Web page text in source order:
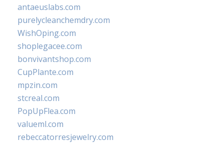
antaeuslabs.com
purelycleanchemdry.com
WishOping.com
shoplegacee.com
bonvivantshop.com
CupPlante.com
mpzin.com
stcreal.com
PopUpFlea.com
valueml.com
rebeccatorresjewelry.com